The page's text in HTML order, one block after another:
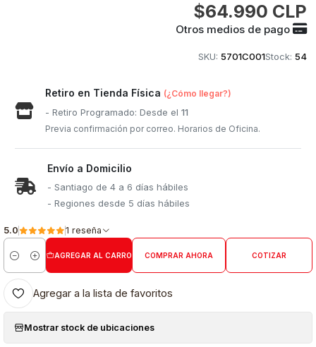
$64.990 CLP
Otros medios de pago
SKU: 5701C001Stock: 54
Retiro en Tienda Física (¿Cómo llegar?)
- Retiro Programado: Desde el11
Previa confirmación por correo. Horarios de Oficina.
Envío a Domicilio
- Santiago de 4 a 6 días hábiles
- Regiones desde 5 días hábiles
5.0 1 reseña
Cantidad
AGREGAR AL CARRO COMPRAR AHORA COTIZAR
Agregar a la lista de favoritos
Mostrar stock de ubicaciones